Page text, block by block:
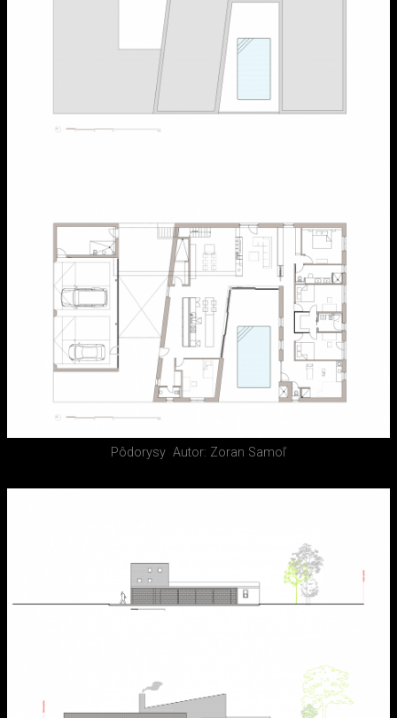
Pôdorysy Autor: Zoran Samoľ